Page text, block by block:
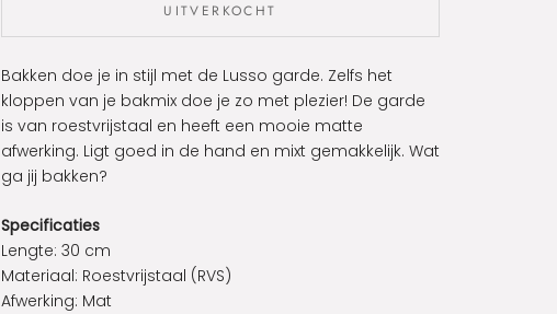
UITVERKOCHT
Bakken doe je in stijl met de Lusso garde. Zelfs het
kloppen van je bakmix doe je zo met plezier! De garde
is van roestvrijstaal en heeft een mooie matte
afwerking. Ligt goed in de hand en mixt gemakkelijk. Wat
ga jij bakken?
Specificaties
Lengte: 30 cm
Materiaal: Roestvrijstaal (RVS)
Afwerking: Mat